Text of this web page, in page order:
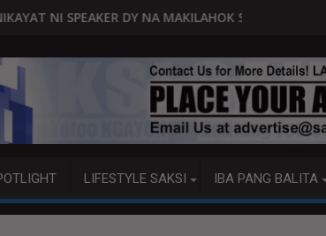
SA PAGBUO NG MGA BATAS
MALACAÑANG PINAAARAL NA SA
LIFESTYLE SAKSI IBA PANG BALITA